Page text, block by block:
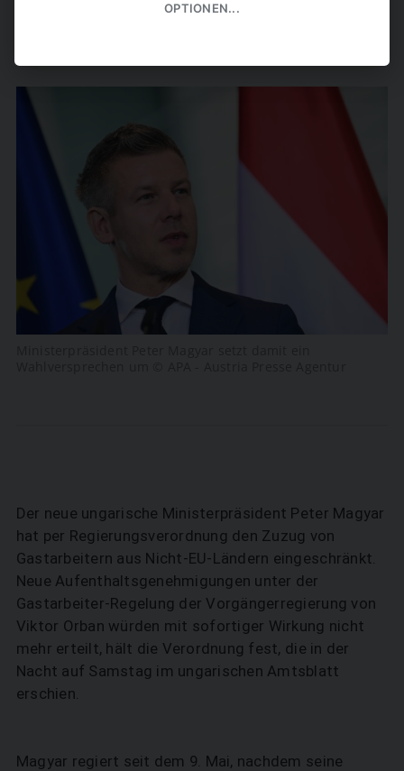
Der neue ungarische Ministerpräsident Peter Magyar
hat per Regierungsverordnung den Zuzug von
Gastarbeitern aus Nicht-EU-Ländern eingeschränkt.
Neue Aufenthaltsgenehmigungen unter der
Gastarbeiter-Regelung der Vorgängerregierung von
Viktor Orban würden mit sofortiger Wirkung nicht
mehr erteilt, hält die Verordnung fest, die in der
Nacht auf Samstag im ungarischen Amtsblatt
erschien.
Magyar regiert seit dem 9. Mai, nachdem seine
OPTIONEN...